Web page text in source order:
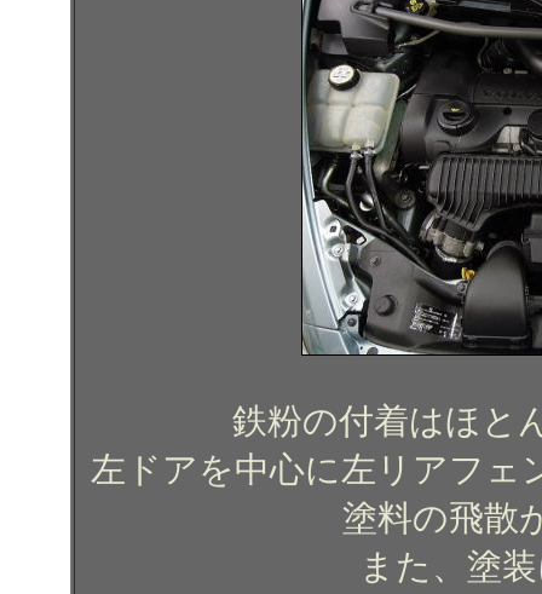
鉄粉の付着はほと
左ドアを中心に左リアフェ
塗料の飛散
また、塗